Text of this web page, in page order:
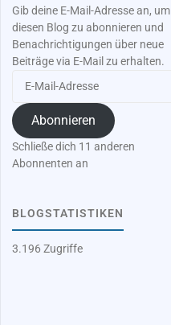
Gib deine E-Mail-Adresse an, um
diesen Blog zu abonnieren und
Benachrichtigungen über neue
Beiträge via E-Mail zu erhalten.
Mail-
Adresse
Abonnieren
Schließe dich 11 anderen
Abonnenten an
BLOGSTATISTIKEN
3.196 Zugriffe